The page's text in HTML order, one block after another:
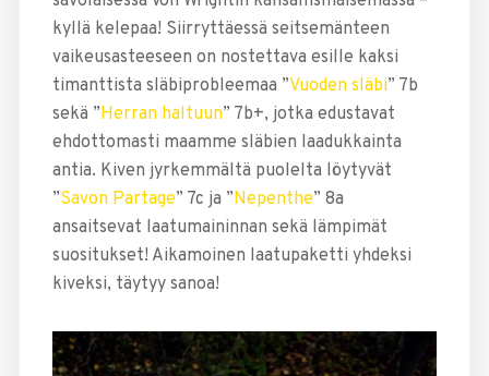
kyllä kelepaa! Siirryttäessä seitsemänteen
vaikeusasteeseen on nostettava esille kaksi
timanttista släbiprobleemaa ”Vuoden släbi” 7b
sekä ”Herran haltuun” 7b+, jotka edustavat
ehdottomasti maamme släbien laadukkainta
antia. Kiven jyrkemmältä puolelta löytyvät
”Savon Partage” 7c ja ”Nepenthe” 8a
ansaitsevat laatumaininnan sekä lämpimät
suositukset! Aikamoinen laatupaketti yhdeksi
kiveksi, täytyy sanoa!